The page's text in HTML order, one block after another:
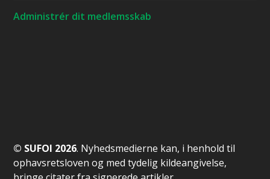
Administrér dit medlemsskab
© SUFOI 2026. Nyhedsmedierne kan, i henhold til
ophavsretsloven og med tydelig kildeangivelse,